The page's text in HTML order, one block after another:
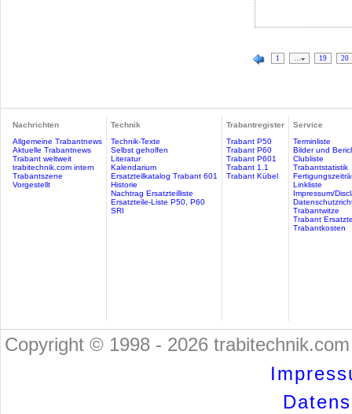
1 … 19 20
Nachrichten
Allgemeine Trabantnews
Aktuelle Trabantnews
Trabant weltweit
trabitechnik.com intern
Trabantszene
Vorgestellt
Technik
Technik-Texte
Selbst geholfen
Literatur
Kalendarium
Ersatzteilkatalog Trabant 601
Historie
Nachtrag Ersatzteilliste
Ersatzteile-Liste P50, P60
SRI
Trabantregister
Trabant P50
Trabant P60
Trabant P601
Trabant 1.1
Trabant Kübel
Service
Terminliste
Bilder und
Clubliste
Trabantstatistik
Linkliste
Impressum/
Trabantwitze
Trabant
Trabantkosten
Copyright © 1998 - 2026